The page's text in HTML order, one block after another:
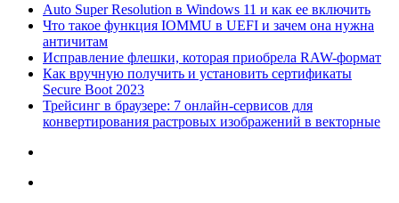
Auto Super Resolution в Windows 11 и как ее включить
Что такое функция IOMMU в UEFI и зачем она нужна
античитам
Исправление флешки, которая приобрела RAW-формат
Как вручную получить и установить сертификаты
Secure Boot 2023
Трейсинг в браузере: 7 онлайн-сервисов для
конвертирования растровых изображений в векторные